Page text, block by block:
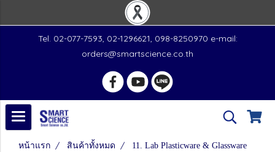
Tel. 02-077-7593, 02-1296621, 098-8250970 e-mail:
orders@smartscience.co.th
หน้าแรก สินค้าทั้งหมด
11. Lab Plasticware & Glassware